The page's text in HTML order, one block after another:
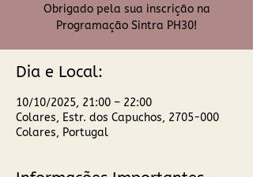
Obrigado pela sua inscrição na
Programação Sintra PH30!
Dia e Local:
10/10/2025, 21:00 – 22:00
Colares, Estr. dos Capuchos, 2705-000
Colares, Portugal